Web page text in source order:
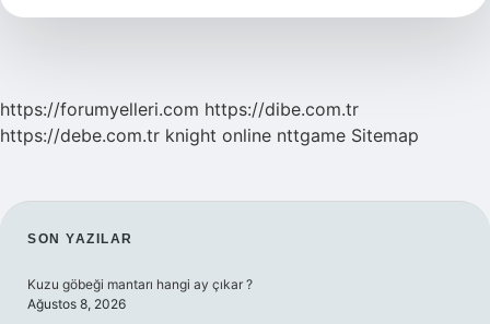
Neresi
https://forumyelleri.com https://dibe.com.tr
https://debe.com.tr knight online nttgame Sitemap
SIDEBAR
SON YAZILAR
Kuzu göbeği mantarı hangi ay çıkar ?
Ağustos 8, 2026